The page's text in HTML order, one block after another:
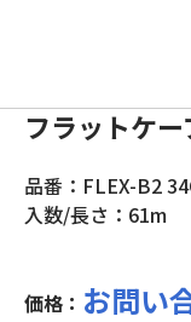
フラットケ
品番：FLEX-B2
入数/長さ：61m
価格： お問い